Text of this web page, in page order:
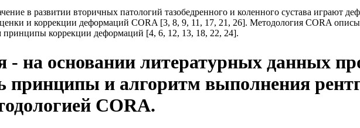
в развитии вторичных патологий тазобедренного и коленного сустава играют
и коррекции деформаций CORA [3, 8, 9, 11, 17, 21, 26]. Методология CORA
коррекции деформаций [4, 6, 12, 13, 18, 22, 24].
- на основании литературных данных
принципы и алгоритм выполнения
CORA.